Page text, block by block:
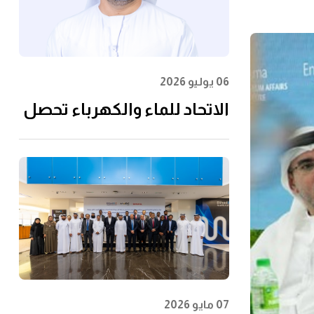
06 يوليو 2026
الاتحاد للماء والكهرباء تحصل
55001:2024 في إدارة الأصول
07 مايو 2026